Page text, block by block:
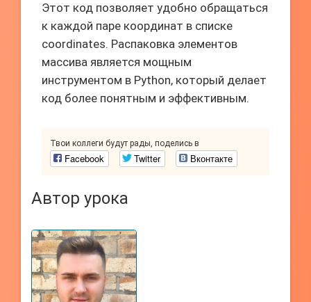
Этот код позволяет удобно обращаться
к каждой паре координат в списке
coordinates. Распаковка элементов
массива является мощным
инструментом в Python, который делает
код более понятным и эффективным.
Твои коллеги будут рады, поделись в
Facebook Twitter Вконтакте
Автор урока